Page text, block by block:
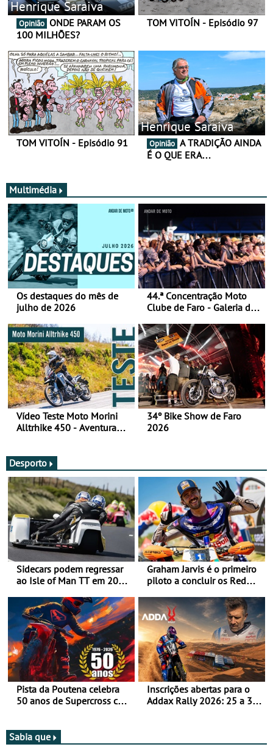
Henrique Saraiva
Opinião
100 MILHÕES?
TOM VITOÍN - Episódio 97
TOM VITOÍN - Episódio 91
Henrique Saraiva
Opinião
É O QUE ERA…
Multimédia
Os destaques do mês de
julho de 2026
44.ª Concentração Moto
Clube de Faro - Galeria de
Vídeo Teste Moto Morini
Alltrhike 450 - Aventura
34º Bike Show de Faro
2026
Desporto
Sidecars podem regressar
ao Isle of Man TT em 2027
Graham Jarvis é o primeiro
piloto a concluir os Red
moto elétrica
Pista da Poutena celebra
50 anos de Supercross com
Inscrições abertas para o
Addax Rally 2026: 25 a 30
Sabia que